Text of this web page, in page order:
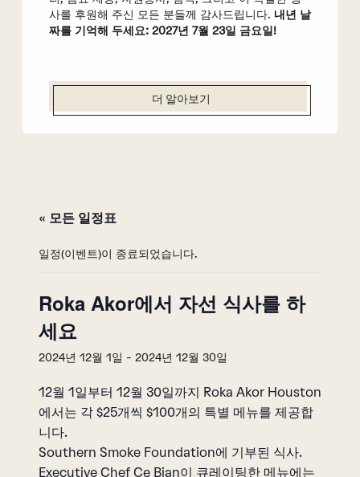
사를 후원해 주신 모든 분들께 감사드립니다. 내년 날
짜를 기억해 두세요: 2027년 7월 23일 금요일!
더 알아보기
« 모든 일정표
일정(이벤트)이 종료되었습니다.
Roka Akor에서 자선 식사를 하
세요
2024년 12월 1일 - 2024년 12월 30일
12월 1일부터 12월 30일까지 Roka Akor Houston
에서는 각 $25개씩 $100개의 특별 메뉴를 제공합
니다.
Southern Smoke Foundation에 기부된 식사.
Executive Chef Ce Bian이 큐레이팅한 메뉴에는